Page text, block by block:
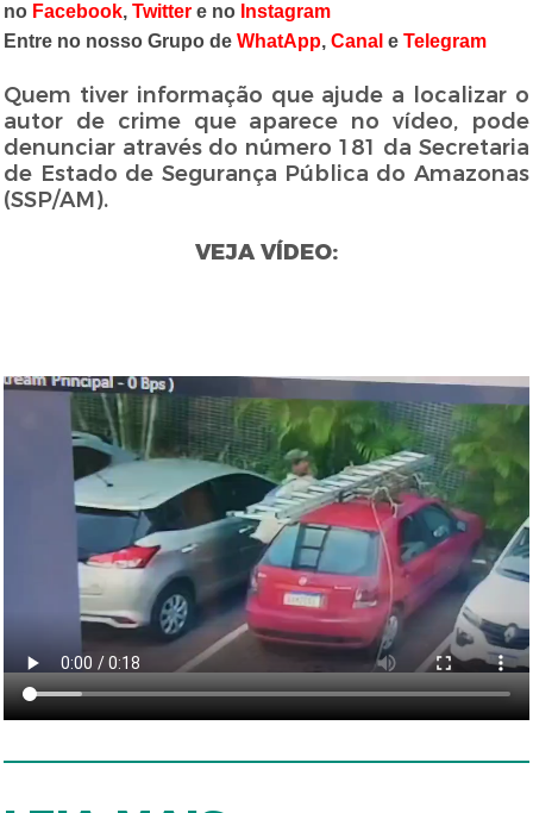
no Facebook,Twitter e no Instagram
Entre no nosso Grupo deWhatApp,Canal eTelegram
Quem tiver informação que ajude a localizar o
autor de crime que aparece no vídeo, pode
denunciar através do número 181 da Secretaria
de Estado de Segurança Pública do Amazonas
(SSP/AM).
VEJA VÍDEO: